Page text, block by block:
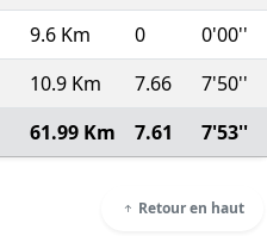
9.6 Km 0 0'00''
10.9 Km 7.66 7'50''
61.99 Km 7.61 7'53''
Retour en haut